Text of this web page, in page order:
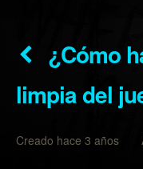
¿Cómo hago una instalación
limpia del
Creado hace 3 años